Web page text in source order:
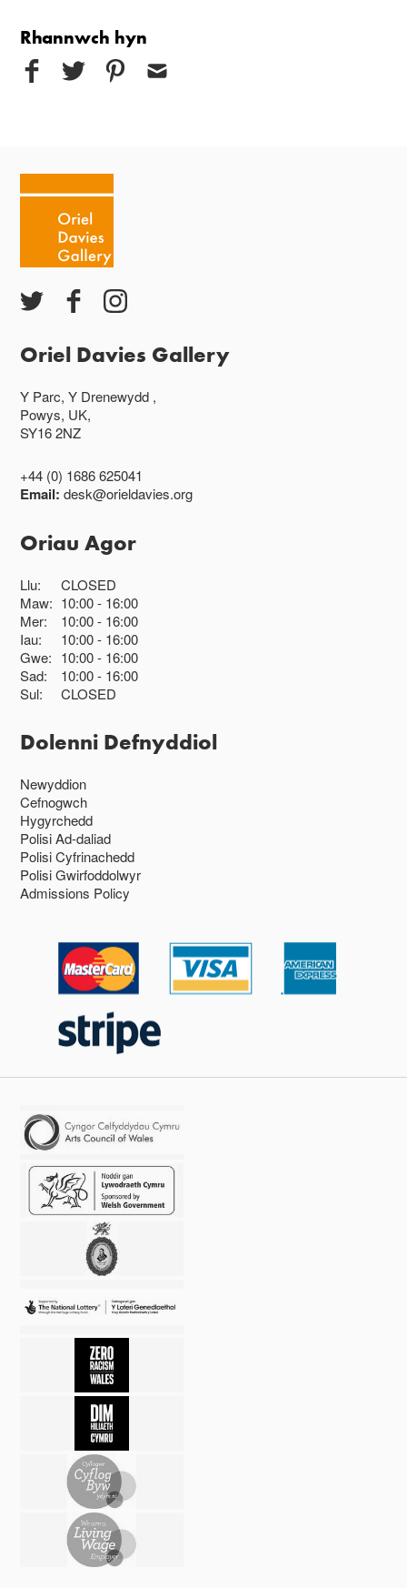
Rhannwch hyn
Oriel Davies Gallery
Y Parc, Y Drenewydd ,
Powys, UK,
SY16 2NZ
+44 (0) 1686 625041
Email:desk@orieldavies.org
Oriau Agor
Llu:
CLOSED
Maw: 10:00 16:00
Mer:
10:00 16:00
Iau:
10:00 16:00
Gwe: 10:00 16:00
Sad:
10:00 16:00
Sul:
CLOSED
Dolenni Defnyddiol
Newyddion
Cefnogwch
Hygyrchedd
Polisi Ad-daliad
Polisi Cyfrinachedd
Polisi Gwirfoddolwyr
Admissions Policy